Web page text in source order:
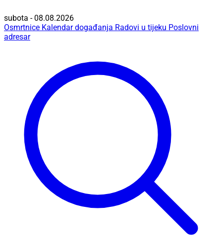
subota - 08.08.2026
Osmrtnice Kalendar događanja Radovi u tijeku Poslovni
adresar